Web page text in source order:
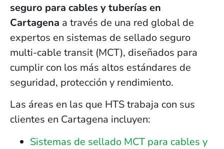
seguro para cables y tuberías en
Cartagena a través de una red global de
expertos en sistemas de sellado seguro
multi-cable transit (MCT), diseñados para
cumplir con los más altos estándares de
seguridad, protección y rendimiento.
Las áreas en las que HTS trabaja con sus
clientes en Cartagena incluyen:
Sistemas de sellado MCT para cables y